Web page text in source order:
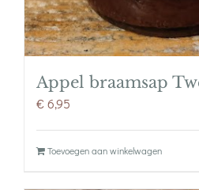
Appel braamsap
€6,95
Toevoegen aan winkelwagen